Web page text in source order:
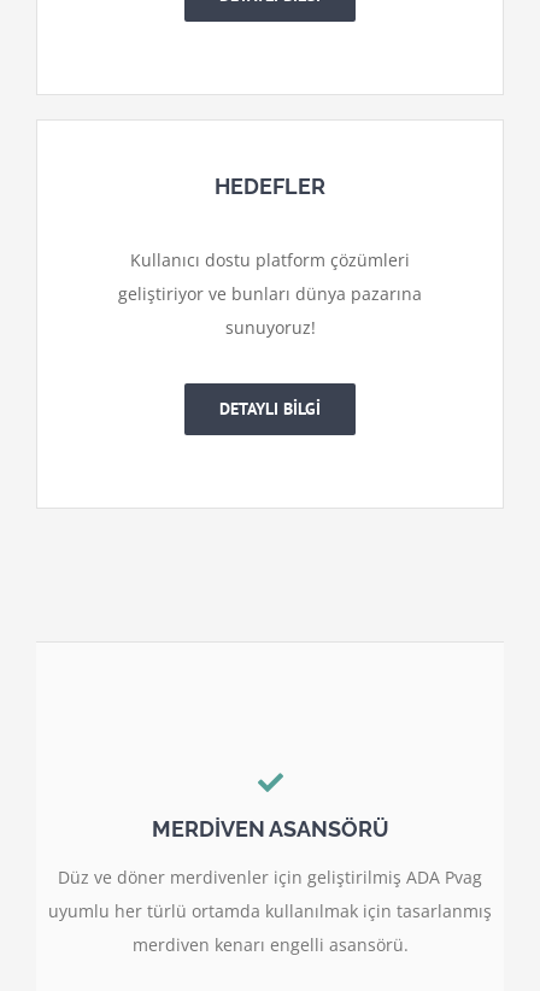
HEDEFLER
Kullanıcı dostu platform çözümleri
geliştiriyor ve bunları dünya pazarına
sunuyoruz!
DETAYLI BİLGİ
MERDİVEN ASANSÖRÜ
Düz ve döner merdivenler için geliştirilmiş ADA Pvag
uyumlu her türlü ortamda kullanılmak için tasarlanmış
merdiven kenarı engelli asansörü.